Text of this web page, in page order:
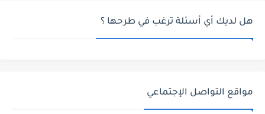
هل لديك أي أسئلة ترغب في طرحها ؟
مواقع التواصل الإجتماعي